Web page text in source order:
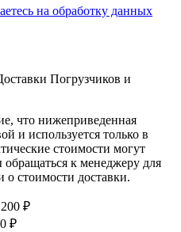
на обработку данных
Погрузчиков и
что нижеприведенная
и используется только в
стоимости могут
к менеджеру для
стоимости доставки.
₽
₽